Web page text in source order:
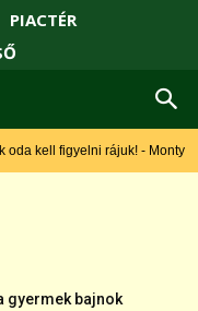
PIACTÉR
kell figyelni rájuk! - Monty
gyermek bajnok